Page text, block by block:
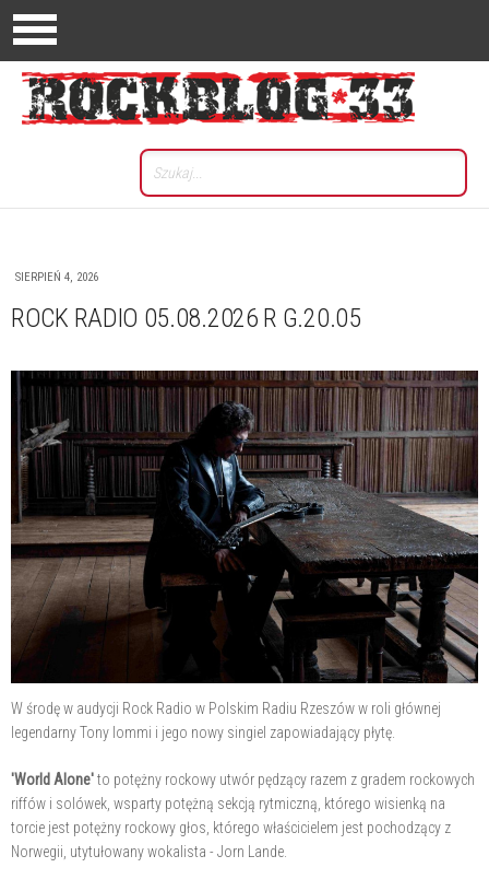
SIERPIEŃ 4, 2026
ROCK RADIO 05.08.2026 R G.20.05
W środę w audycji Rock Radio w Polskim Radiu Rzeszów w roli głównej
legendarny Tony Iommi i jego nowy singiel zapowiadający płytę.
'World Alone'to potężny rockowy utwór pędzący razem z gradem rockowych
riffów i solówek, wsparty potężną sekcją rytmiczną, którego wisienką na
torcie jest potężny rockowy głos, którego właścicielem jest pochodzący z
Norwegii, utytułowany wokalista - Jorn Lande.